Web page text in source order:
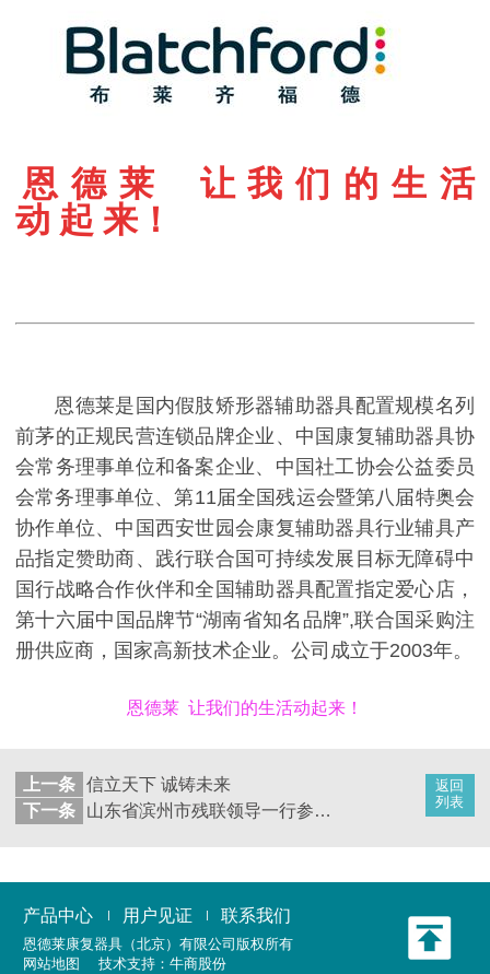
恩 德 莱 让 我 们 的 生 活
动 起 来！
恩德莱是国内假肢矫形器辅助器具配置规模名列
前茅的正规民营连锁品牌企业、中国康复辅助器具协
会常务理事单位和备案企业、中国社工协会公益委员
会常务理事单位、第11届全国残运会暨第八届特奥会
协作单位、中国西安世园会康复辅助器具行业辅具产
品指定赞助商、践行联合国可持续发展目标无障碍中
国行战略合作伙伴和全国辅助器具配置指定爱心店，
第十六届中国品牌节“湖南省知名品牌”,联合国采购注
册供应商，国家高新技术企业。公司成立于2003年。
恩德莱 让我们的生活动起来！
返回
列表
上一条 信立天下 诚铸未来
下一条
山东省滨州市残联领导一行参观恩德莱成都公司
产品中心 用户见证 联系我们
恩德莱康复器具（北京）有限公司 版权所有
网站地图
技术支持： 牛商股份